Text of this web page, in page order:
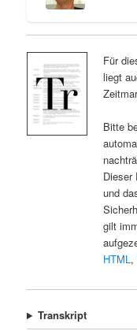
Für
liegt
Bitte
Dieser
und
gilt
HTML,
Transkript